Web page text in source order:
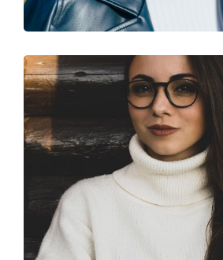
Code: